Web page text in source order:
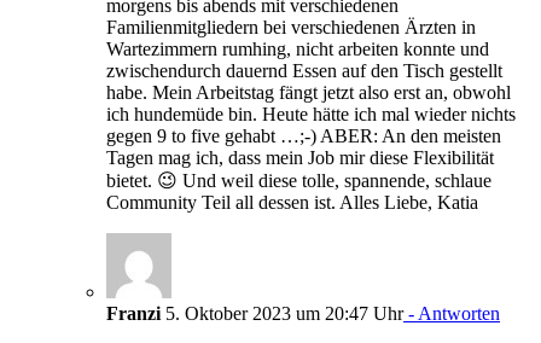
morgens bis abends mit verschiedenen
Familienmitgliedern bei verschiedenen Ärzten in
Wartezimmern rumhing, nicht arbeiten konnte und
zwischendurch dauernd Essen auf den Tisch gestellt
habe. Mein Arbeitstag fängt jetzt also erst an, obwohl
ich hundemüde bin. Heute hätte ich mal wieder nichts
gegen 9 to five gehabt …;-) ABER: An den meisten
Tagen mag ich, dass mein Job mir diese Flexibilität
bietet. 😉 Und weil diese tolle, spannende, schlaue
Community Teil all dessen ist. Alles Liebe, Katia
Franzi 5. Oktober 2023 um 20:47 Uhr- Antworten